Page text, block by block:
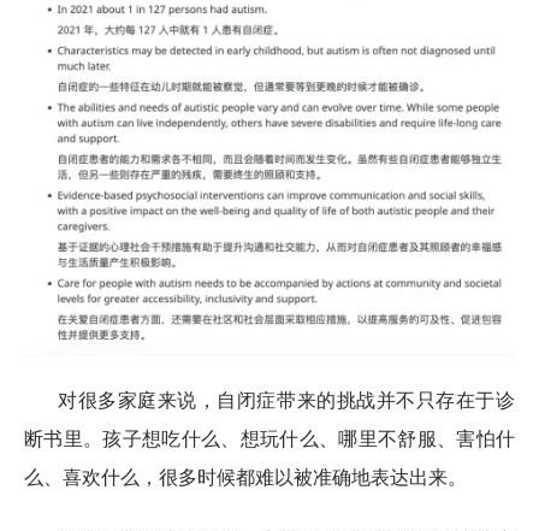
对很多家庭来说，自闭症带来的挑战并不只存在于诊
断书里。孩子想吃什么、想玩什么、哪里不舒服、害怕什
么、喜欢什么，很多时候都难以被准确地表达出来。